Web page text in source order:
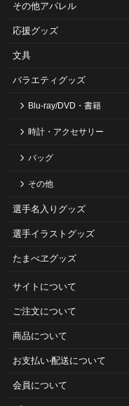
その他アパレル
応援グッズ
文具
バラエティグッズ
Blu-ray/DVD・書籍
時計・アクセサリー
バッグ
その他
選手名入りグッズ
選手イラストグッズ
たまべヱグッズ
サイトについて
ご注⽂について
商品について
お⽀払い‧配送について
会員について